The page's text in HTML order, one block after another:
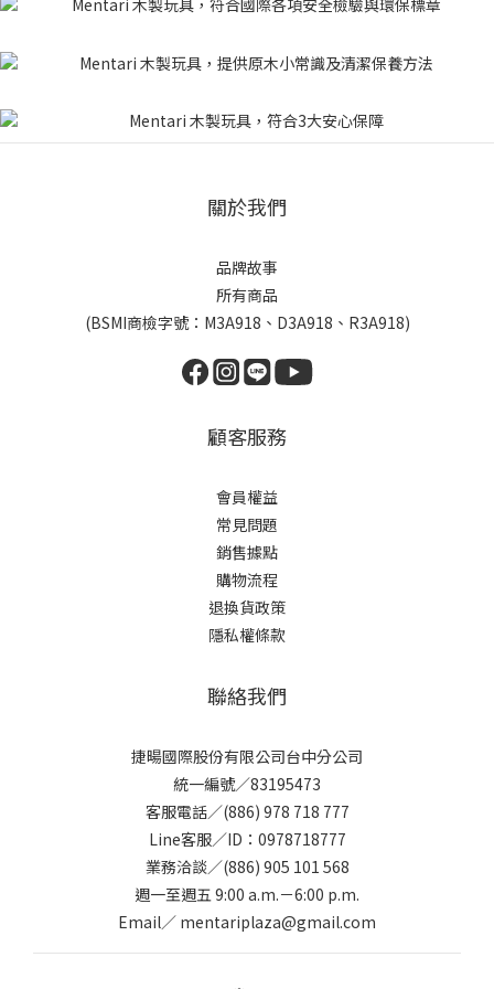
關於我們
品牌故事
所有商品
(BSMI商檢字號：M3A918、D3A918、R3A918)
顧客服務
會員權益
常見問題
銷售據點
購物流程
退換貨政策
隱私權條款
聯絡我們
捷暘國際股份有限公司台中分公司
統一編號／83195473
客服電話／(886) 978 718 777
Line客服／ID：0978718777
業務洽談／(886) 905 101 568
週一至週五 9:00 a.m.－6:00 p.m.
Email／ mentariplaza@gmail.com